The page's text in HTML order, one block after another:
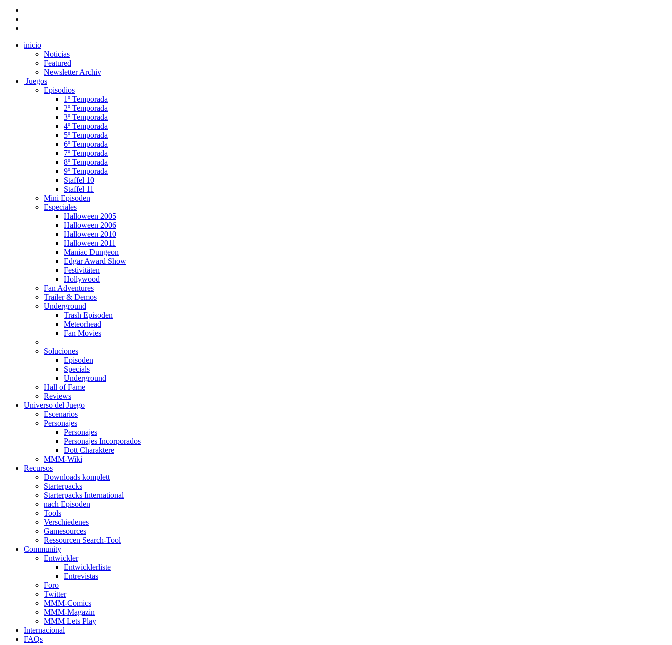
inicio
Noticias
Featured
Newsletter Archiv
Juegos
Episodios
1º Temporada
2º Temporada
3º Temporada
4º Temporada
5º Temporada
6º Temporada
7º Temporada
8º Temporada
9º Temporada
Staffel 10
Staffel 11
Mini Episoden
Especiales
Halloween 2005
Halloween 2006
Halloween 2010
Halloween 2011
Maniac Dungeon
Edgar Award Show
Festivitäten
Hollywood
Fan Adventures
Trailer & Demos
Underground
Trash Episoden
Meteorhead
Fan Movies
Soluciones
Episoden
Specials
Underground
Hall of Fame
Reviews
Universo del Juego
Escenarios
Personajes
Personajes
Personajes Incorporados
Dott Charaktere
MMM-Wiki
Recursos
Downloads komplett
Starterpacks
Starterpacks International
nach Episoden
Tools
Verschiedenes
Gamesources
Ressourcen Search-Tool
Community
Entwickler
Entwicklerliste
Entrevistas
Foro
Twitter
MMM-Comics
MMM-Magazin
MMM Lets Play
Internacional
FAQs